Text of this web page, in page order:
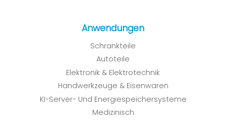
Anwendungen
Schrankteile
Autoteile
Elektronik & Elektrotechnik
Handwerkzeuge & Eisenwaren
KI-Server- Und Energiespeichersysteme
Medizinisch